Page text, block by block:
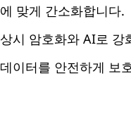
에 맞게 간소화합니다.
상시 암호화와 AI로 강
데이터를 안전하게 보